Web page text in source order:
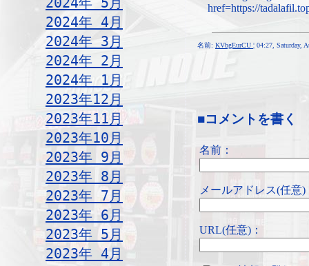
2024年 4月
2024年 3月
2024年 2月
2024年 1月
2023年12月
2023年11月
2023年10月
2023年 9月
2023年 8月
2023年 7月
2023年 6月
2023年 5月
2023年 4月
href=https://
名前: KVbgEurCU ¦ 04:27, Saturday,
■コメントを書く
名前：
メールアドレス(任意)
URL(任意)：